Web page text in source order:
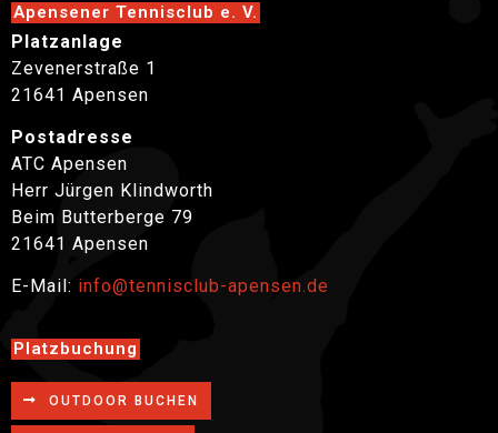
Apensener Tennisclub e. V.
Platzanlage
Zevenerstraße 1
21641 Apensen
Postadresse
ATC Apensen
Herr Jürgen Klindworth
Beim Butterberge 79
21641 Apensen
E-Mail: info@tennisclub-apensen.de
Platzbuchung
OUTDOOR BUCHEN